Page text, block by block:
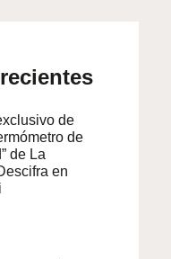
de
de
de La
en